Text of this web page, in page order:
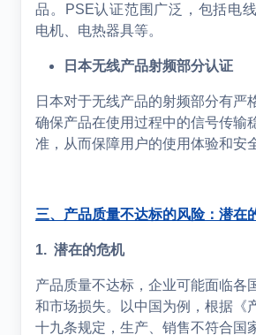
品。
PSE认证范围广泛，包括电
电机、电热器具等。
日本无线产品射频部分认证
日本对于无线产品的射频部分有严
确保产品在使用过程中的信号传输
准，从而保障用户的使用体验和安
三、产品质量不达标的风险：潜在
1. 潜在的危机
产品质量不达标，企业可能面临各
和市场损失。以中国为例，根据《
十九条规定，生产、销售不符合国